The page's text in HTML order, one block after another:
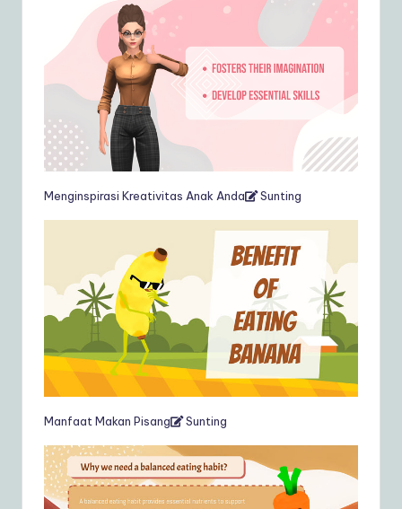
Menginspirasi Kreativitas Anak Anda Sunting
Manfaat Makan Pisang Sunting